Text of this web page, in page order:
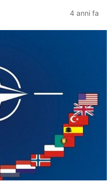
4 anni fa